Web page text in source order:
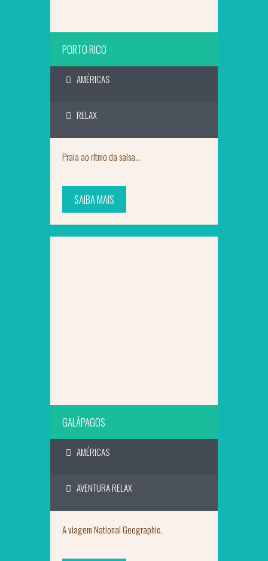
PORTO RICO
AMÉRICAS
RELAX
Praia ao ritmo da salsa...
SAIBA MAIS
GALÁPAGOS
AMÉRICAS
AVENTURA RELAX
A viagem National Geographic.